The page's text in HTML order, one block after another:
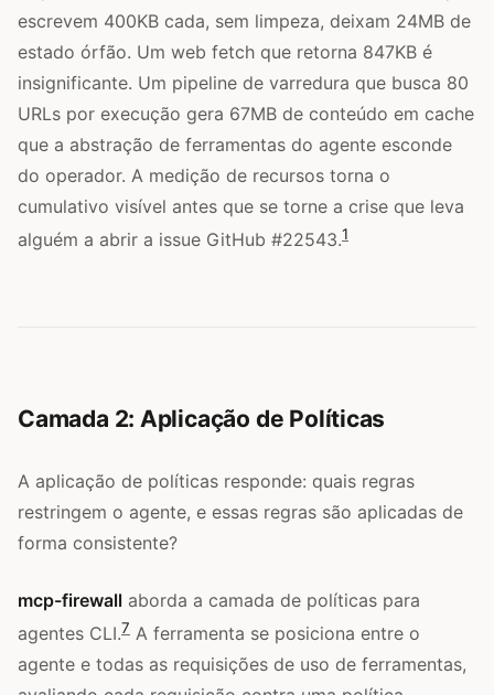
escrevem 400KB cada, sem limpeza, deixam 24MB de
estado órfão. Um web fetch que retorna 847KB é
insignificante. Um pipeline de varredura que busca 80
URLs por execução gera 67MB de conteúdo em cache
que a abstração de ferramentas do agente esconde
do operador. A medição de recursos torna o
cumulativo visível antes que se torne a crise que leva
alguém a abrir a issue GitHub #22543.1
Camada 2: Aplicação de Políticas
A aplicação de políticas responde: quais regras
restringem o agente, e essas regras são aplicadas de
forma consistente?
mcp-firewall aborda a camada de políticas para
agentes CLI.7 A ferramenta se posiciona entre o
agente e todas as requisições de uso de ferramentas,